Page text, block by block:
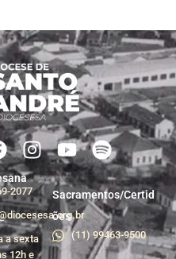
2077
a sexta
12h e
Sacramentos/Certid
ões
(11) 99463-9500